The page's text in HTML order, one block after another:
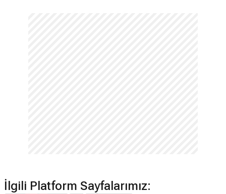
İlgili Platform Sayfalarımız: